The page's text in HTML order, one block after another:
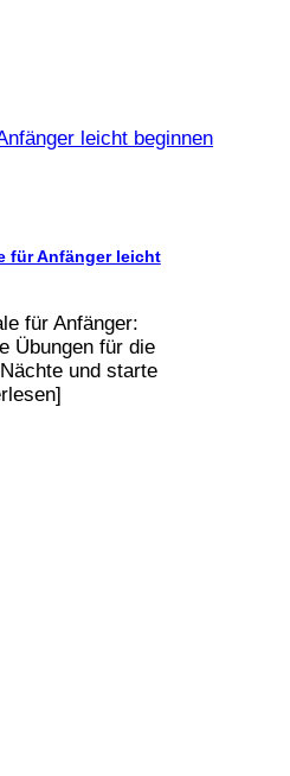
für Anfänger leicht
für Anfänger:
Übungen für die
und starte